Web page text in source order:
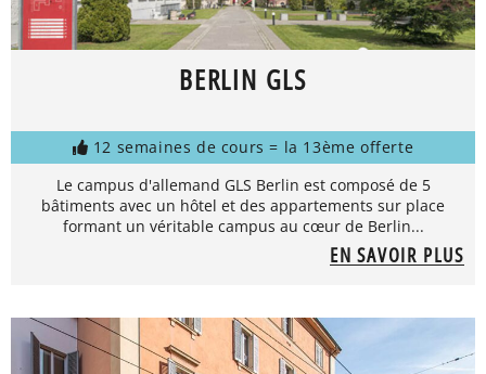
BERLIN GLS
12 semaines de cours = la 13ème offerte
Le campus d'allemand GLS Berlin est composé de 5
bâtiments avec un hôtel et des appartements sur place
formant un véritable campus au cœur de Berlin...
EN SAVOIR PLUS